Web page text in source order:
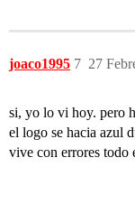
joaco1995 27
7
si, yo lo vi hoy. pero
el logo se hacia azul
vive con errores todo